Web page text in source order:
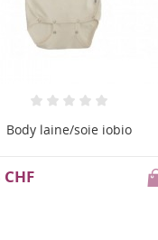
aus Fleece Hoppediz 68-